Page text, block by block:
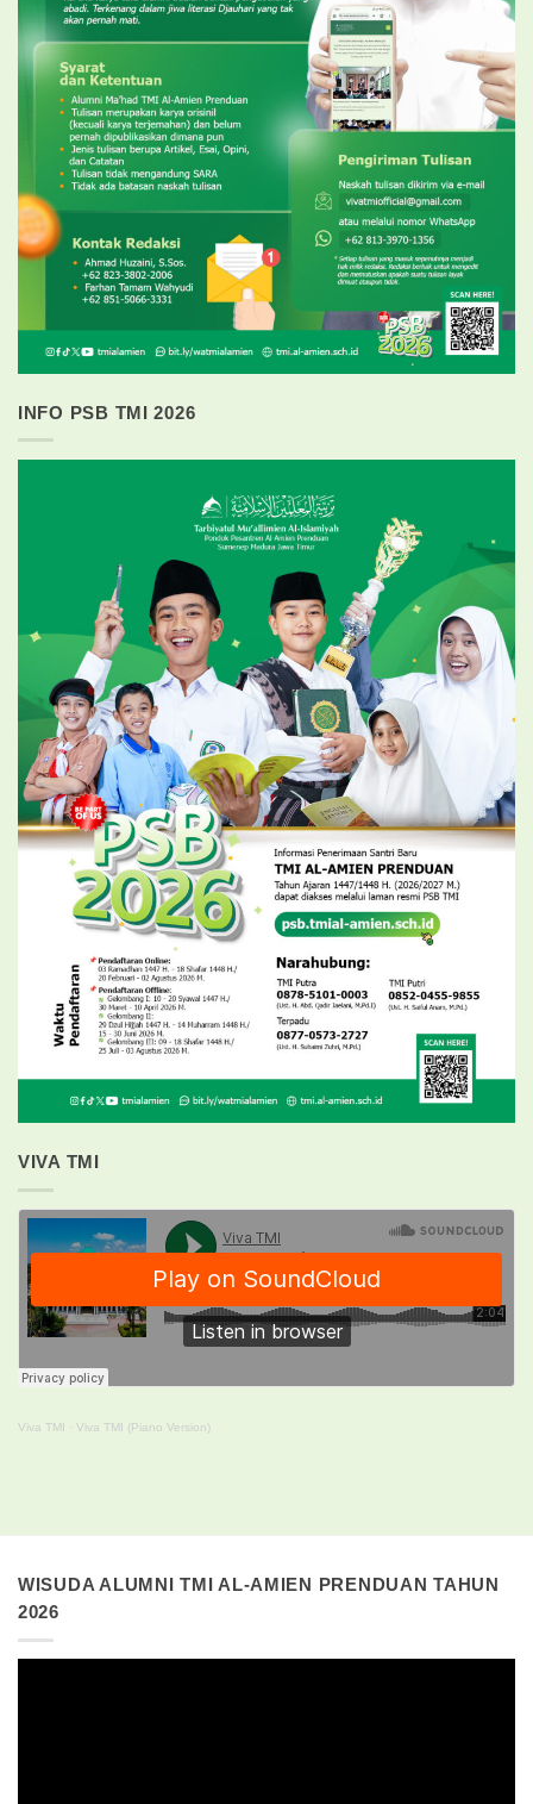
INFO PSB TMI 2026
VIVA TMI
Viva TMI · Viva TMI (Piano Version)
WISUDA ALUMNI TMI AL-AMIEN PRENDUAN TAHUN
2026